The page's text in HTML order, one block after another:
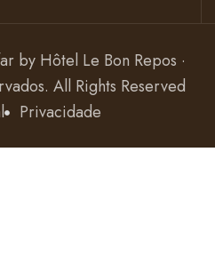
by Hôtel Le Bon Repos ·
. All Rights Reserved
Privacidade